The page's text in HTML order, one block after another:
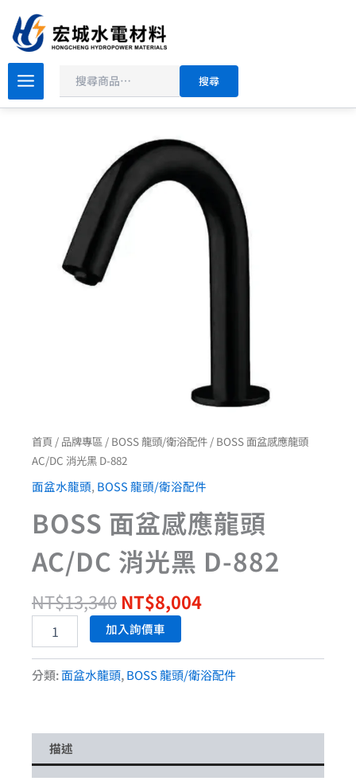
要
容
尋
搜尋
首頁 / 品牌專區 / BOSS 龍頭/衛浴配件 / BOSS 面盆感應龍頭
AC/DC 消光黑 D-882
面盆水龍頭, BOSS 龍頭/衛浴配件
BOSS 面盆感應龍頭
AC/DC 消光黑 D-882
NT$13,340
始
價
NT$13,340。
NT$8,004
目
前
價
NT$8,004。
BOSS
面
盆
加入詢價車
分類:面盆水龍頭,BOSS 龍頭/衛浴配件
描述